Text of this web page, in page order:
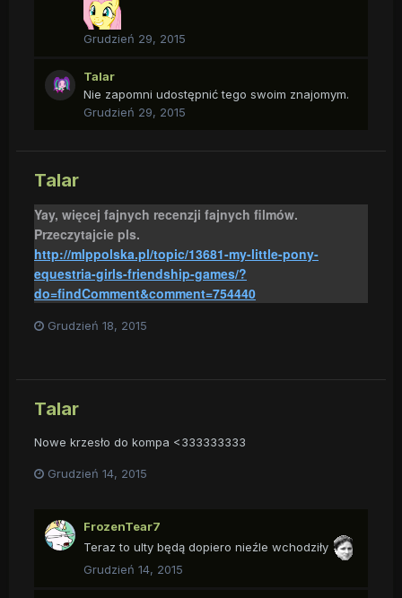
Grudzień 29, 2015
Talar
Nie zapomni udostępnić tego swoim znajomym.
Grudzień 29, 2015
Talar
Yay, więcej fajnych recenzji fajnych filmów.
Przeczytajcie pls.
http://mlppolska.pl/topic/13681-my-little-pony-
equestria-girls-friendship-games/?
do=findComment&comment=754440
Grudzień 18, 2015
Talar
Nowe krzesło do kompa <333333333
Grudzień 14, 2015
FrozenTear7
Teraz to ulty będą dopiero nieźle wchodziły
Grudzień 14, 2015